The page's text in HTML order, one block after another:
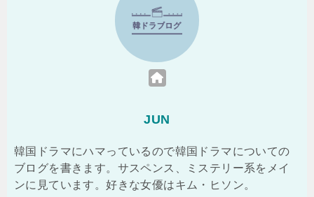
JUN
韓国ドラマにハマっているので韓国ドラマについての
ブログを書きます。サスペンス、ミステリー系をメイ
ンに見ています。好きな女優はキム・ヒソン。